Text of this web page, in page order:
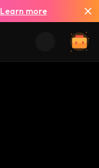
Learn more